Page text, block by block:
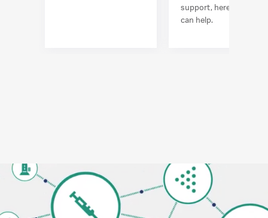
support, here’s how we
can help.